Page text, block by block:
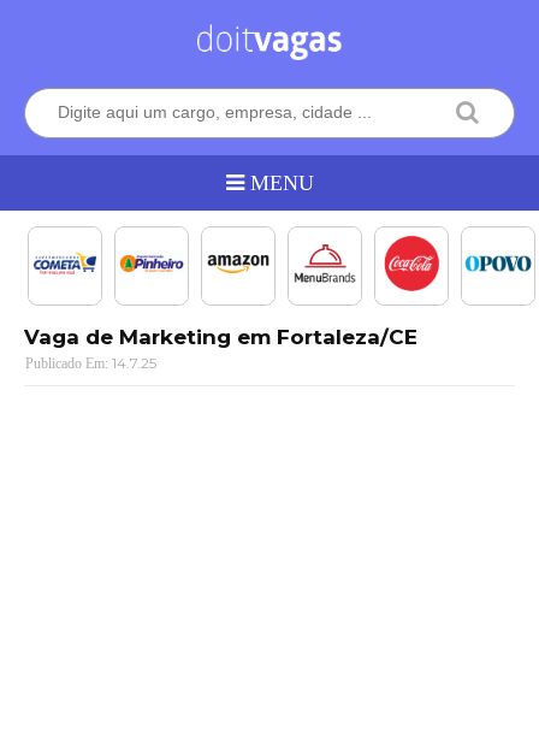
Vaga de Marketing em Fortaleza/CE
14.7.25